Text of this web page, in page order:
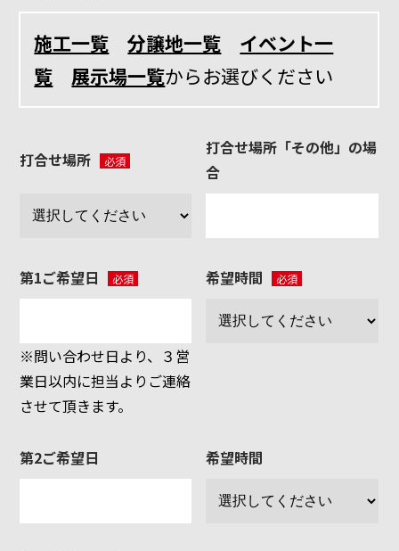
施工一覧 分譲地一覧
イベント一
覧
展示場一覧からお選びください
打合せ場所 必須
打合せ場所「その他」の場
合
第1ご希望日 必須 希望時間 必須
※問い合わせ日より、３営
業日以内に担当よりご連絡
させて頂きます。
第2ご希望日 希望時間